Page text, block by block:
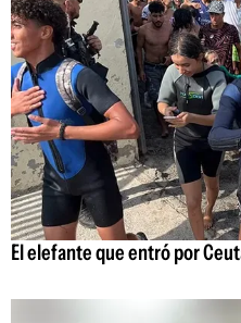
El elefante que entró por